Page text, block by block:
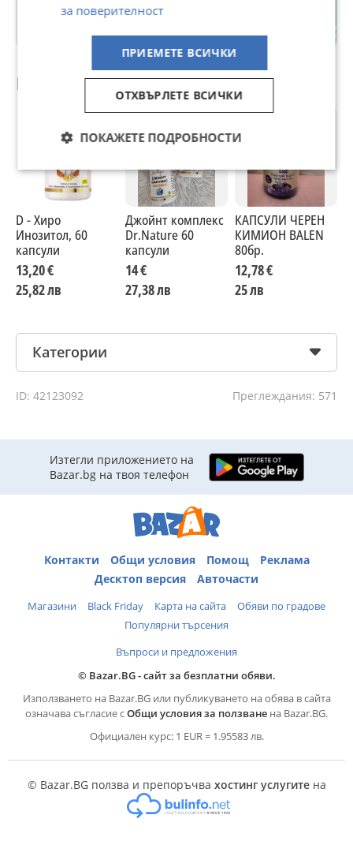
гр. Пловдив
Препоръчани за теб
D - Хиро
Инозитол, 60
капсули
13,20 €
25,82 лв
Джойнт комплекс
Dr.Nature 60
капсули
14 €
27,38 лв
КАПСУЛИ ЧЕРЕН
КИМИОН BALEN
80бр.
12,78 €
25 лв
Категории
ID: 42123092 Преглеждания: 571
Изтегли приложението на
Bazar.bg на твоя телефон
Контакти Общи условия Помощ
Реклама
Десктоп версия
Авточасти
Магазини Black Friday Карта на сайта
Обяви по градове
Популярни търсения
Въпроси и предложения
© Bazar.BG - сайт за безплатни обяви.
Използването на Bazar.BG или публикуването на обява в сайта
означава съгласие сОбщи условия за ползване на Bazar.BG.
Официален курс: 1 EUR = 1.95583 лв.
© Bazar.BG ползва и препоръчва хостинг услугитена
за поверителност
ПРИЕМЕТЕ ВСИЧКИ
ОТХВЪРЛЕТЕ ВСИЧКИ
ПОКАЖЕТЕ ПОДРОБНОСТИ